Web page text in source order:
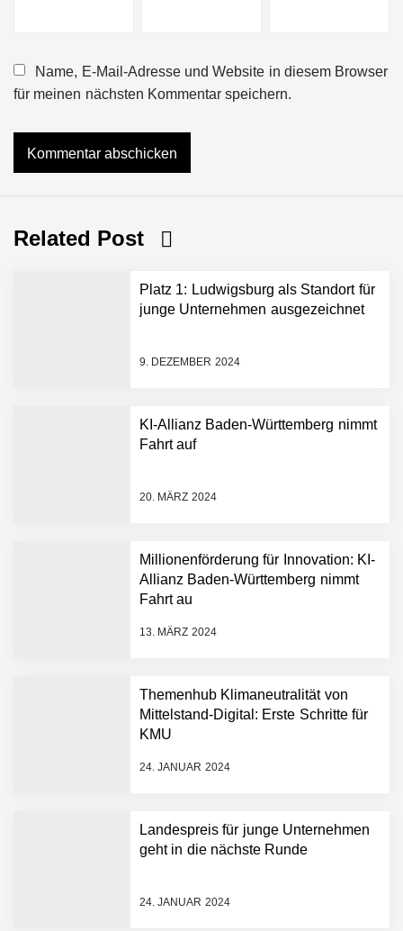
Name, E-Mail-Adresse und Website in diesem Browser
für meinen nächsten Kommentar speichern.
Related Post
Platz 1: Ludwigsburg als Standort für
junge Unternehmen ausgezeichnet
9. DEZEMBER 2024
KI-Allianz Baden-Württemberg nimmt
Fahrt auf
20. MÄRZ 2024
Millionenförderung für Innovation: KI-
Allianz Baden-Württemberg nimmt
Fahrt au
13. MÄRZ 2024
Themenhub Klimaneutralität von
Mittelstand-Digital: Erste Schritte für
KMU
24. JANUAR 2024
Landespreis für junge Unternehmen
geht in die nächste Runde
24. JANUAR 2024
NEURA Robotics gibt
Dollar bekannt, um den
Plattform zu beschleunigen
NEURA Robotics und
Amazon Web Services
starten strategische
AI breit auszurollen
Humanoider Roboter bringt
Hightech ins Stadion
Simulationsdienstleistung in
FiniteNow ermöglicht
Entwicklungsprozesse
Pyck im Employer Portrait